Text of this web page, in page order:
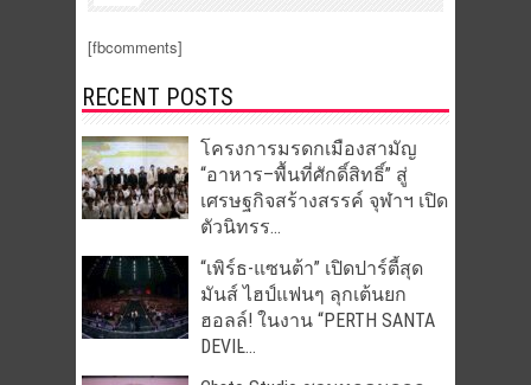
[fbcomments]
RECENT POSTS
โครงการมรดกเมืองสามัญ
“อาหาร–พื้นที่ศักดิ์สิทธิ์” สู่
เศรษฐกิจสร้างสรรค์ จุฬาฯ เปิด
ตัวนิทรร...
“เพิร์ธ-แซนต้า” เปิดปาร์ตี้สุด
มันส์ ไฮป์แฟนๆ ลุกเต้นยก
ฮอลล์! ในงาน “PERTH SANTA
DEVIL̵...